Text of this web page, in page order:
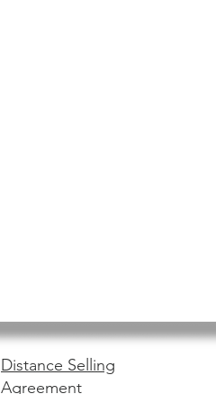
Distance Selling
Agreement